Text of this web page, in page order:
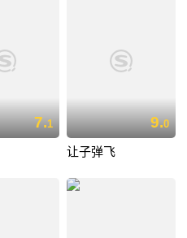
7.1 9.0
让子弹飞